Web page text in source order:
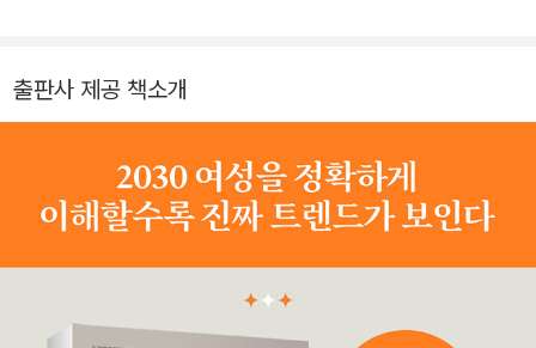
he Korea Economic Daily and ‘Choi Ji-hye’s Trend Watch’
for Asia Economic Daily.
s on consumer behavior and consumer psychology, integ
rating data analytics with experimental design. She curre
ntly teaches undergraduate and graduate courses on C
onsumer Behavior at SNU. As a researcher, she has publi
shed papers in top 25% [Q1] SSCI and Scopus-indexed i
nternational journals, and was selected as a Next-Gener
ation Scholar by SNU. She is also involved in industry–ac
ademic collaboration projects with major Korean compa
『스물하나, 서른아홉』, 『K뷰티 트렌드』를 공저했으며, 현재 삼성·
렌드 발굴 및 전략 기획 업무를 수행하고 있다. Naeun Kim is cu
rrently enrolled in a PhD program and works as a senior r
udy on Small Luxury Consumption Motivations and Cons
출판사 제공 책소개